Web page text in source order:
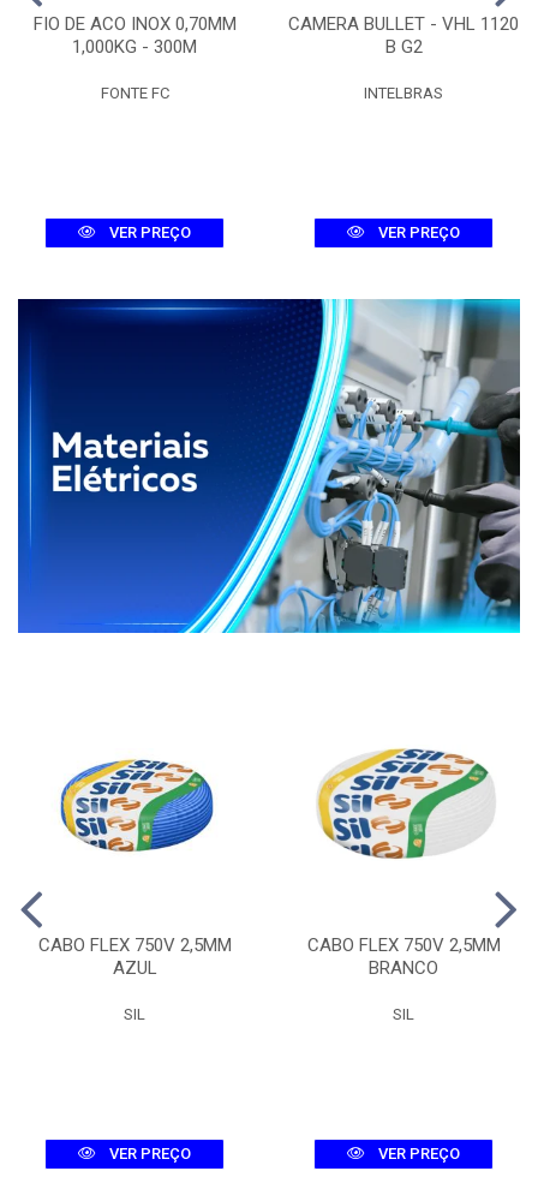
FIO DE ACO INOX 0,70MM
1,000KG - 300M
FONTE FC
VER PREÇO
CAMERA BULLET - VHL 1120
B G2
INTELBRAS
VER PREÇO
CABO FLEX 750V 2,5MM
AZUL
SIL
VER PREÇO
CABO FLEX 750V 2,5MM
BRANCO
SIL
VER PREÇO